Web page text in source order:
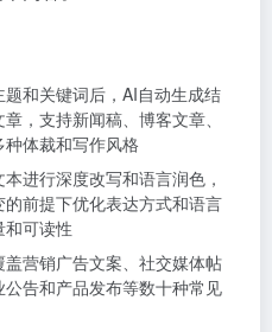
题和关键词后，AI自动生成结
，支持新闻稿、博客文章、
体裁和写作风格
进行深度改写和语言润色，
前提下优化表达方式和语言
和可读性
盖营销广告文案、社交媒体帖
告和产品发布等数十种常见